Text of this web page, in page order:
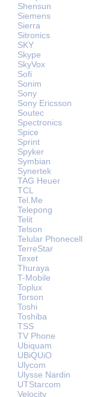
Shensun
Siemens
Sierra
Sitronics
SKY
Skype
SkyVox
Sofi
Sonim
Sony
Sony Ericsson
Soutec
Spectronics
Spice
Sprint
Spyker
Symbian
Synertek
TAG Heuer
TCL
Tel.Me
Telepong
Telit
Telson
Telular Phonecell
TerreStar
Texet
Thuraya
T-Mobile
Toplux
Torson
Toshi
Toshiba
TSS
TV Phone
Ubiquam
UBiQUiO
Ulycom
Ulysse Nardin
UTStarcom
Velocity